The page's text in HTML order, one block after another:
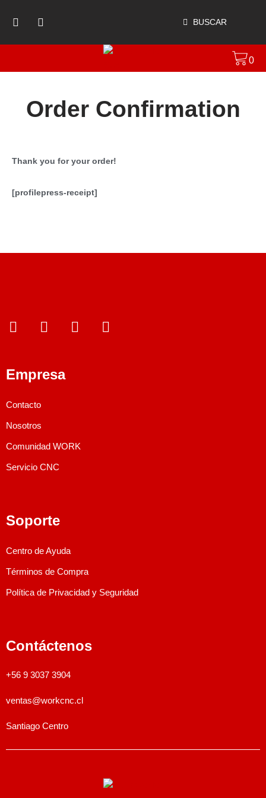
BUSCAR
0
Order Confirmation
Thank you for your order!
[profilepress-receipt]
Empresa
Contacto
Nosotros
Comunidad WORK
Servicio CNC
Soporte
Centro de Ayuda
Términos de Compra
Política de Privacidad y Seguridad
Contáctenos
+56 9 3037 3904
ventas@workcnc.cl
Santiago Centro
¿Qué estás
buscando?